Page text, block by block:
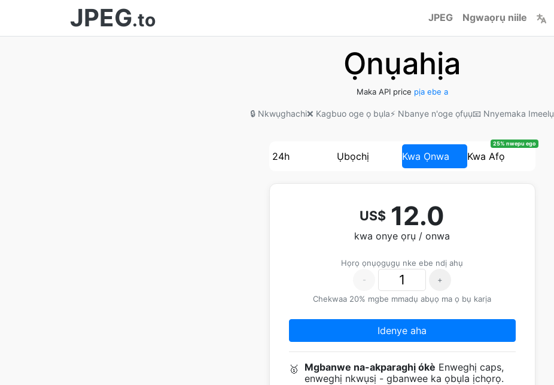
JPEG.to JPEG Ngwaọrụ niile
Ọnụahịa
Maka API price pịa ebe a
🔒 Nkwụghachi❌ Kagbuo oge ọ bụla⚡ Nbanye n'oge ọfụụ📧 Nnyemaka Imeelụ
24h Ụbọchị Kwa Ọnwa Kwa Afọ
25% nwepu ego
US$ 12.0
kwa onye ọrụ / onwa
Họrọ ọnụọgụgụ nke ebe ndị ahụ
-
+
Chekwaa 20% mgbe mmadụ abụọ ma ọ bụ karịa
Idenye aha
🥇 Mgbanwe na-akparaghị ókè Enweghị caps,
enweghị nkwụsị - gbanwee ka ọbụla ịchọrọ.